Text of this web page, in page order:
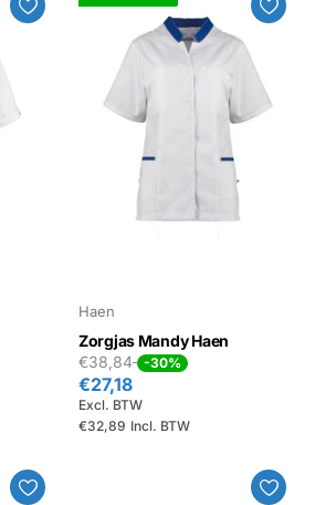
Haen
Zorgjas Mandy Haen
€38,84
-30%
€32,89 Incl. BTW
€27,18
Excl. BTW